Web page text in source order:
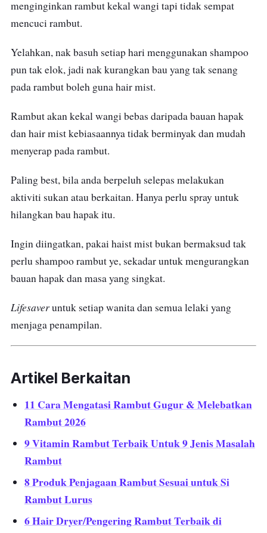
menginginkan rambut kekal wangi tapi tidak sempat
mencuci rambut.
Yelahkan, nak basuh setiap hari menggunakan shampoo
pun tak elok, jadi nak kurangkan bau yang tak senang
pada rambut boleh guna hair mist.
Rambut akan kekal wangi bebas daripada bauan hapak
dan hair mist kebiasaannya tidak berminyak dan mudah
menyerap pada rambut.
Paling best, bila anda berpeluh selepas melakukan
aktiviti sukan atau berkaitan. Hanya perlu spray untuk
hilangkan bau hapak itu.
Ingin diingatkan, pakai haist mist bukan bermaksud tak
perlu shampoo rambut ye, sekadar untuk mengurangkan
bauan hapak dan masa yang singkat.
Lifesaveruntuk setiap wanita dan semua lelaki yang
menjaga penampilan.
Artikel Berkaitan
11 Cara Mengatasi Rambut Gugur & Melebatkan
Rambut 2026
9 Vitamin Rambut Terbaik Untuk 9 Jenis Masalah
Rambut
8 Produk Penjagaan Rambut Sesuai untuk Si
Rambut Lurus
6 Hair Dryer/Pengering Rambut Terbaik di